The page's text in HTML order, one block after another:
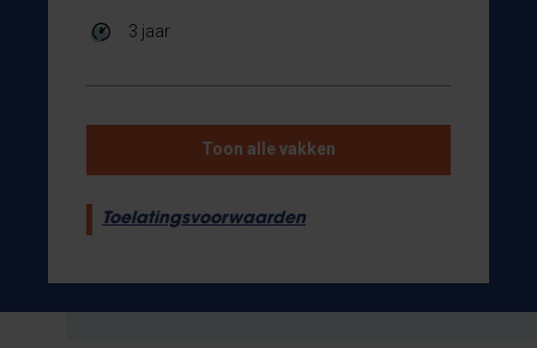
3 jaar
Toon alle vakken
Toelatingsvoorwaarden